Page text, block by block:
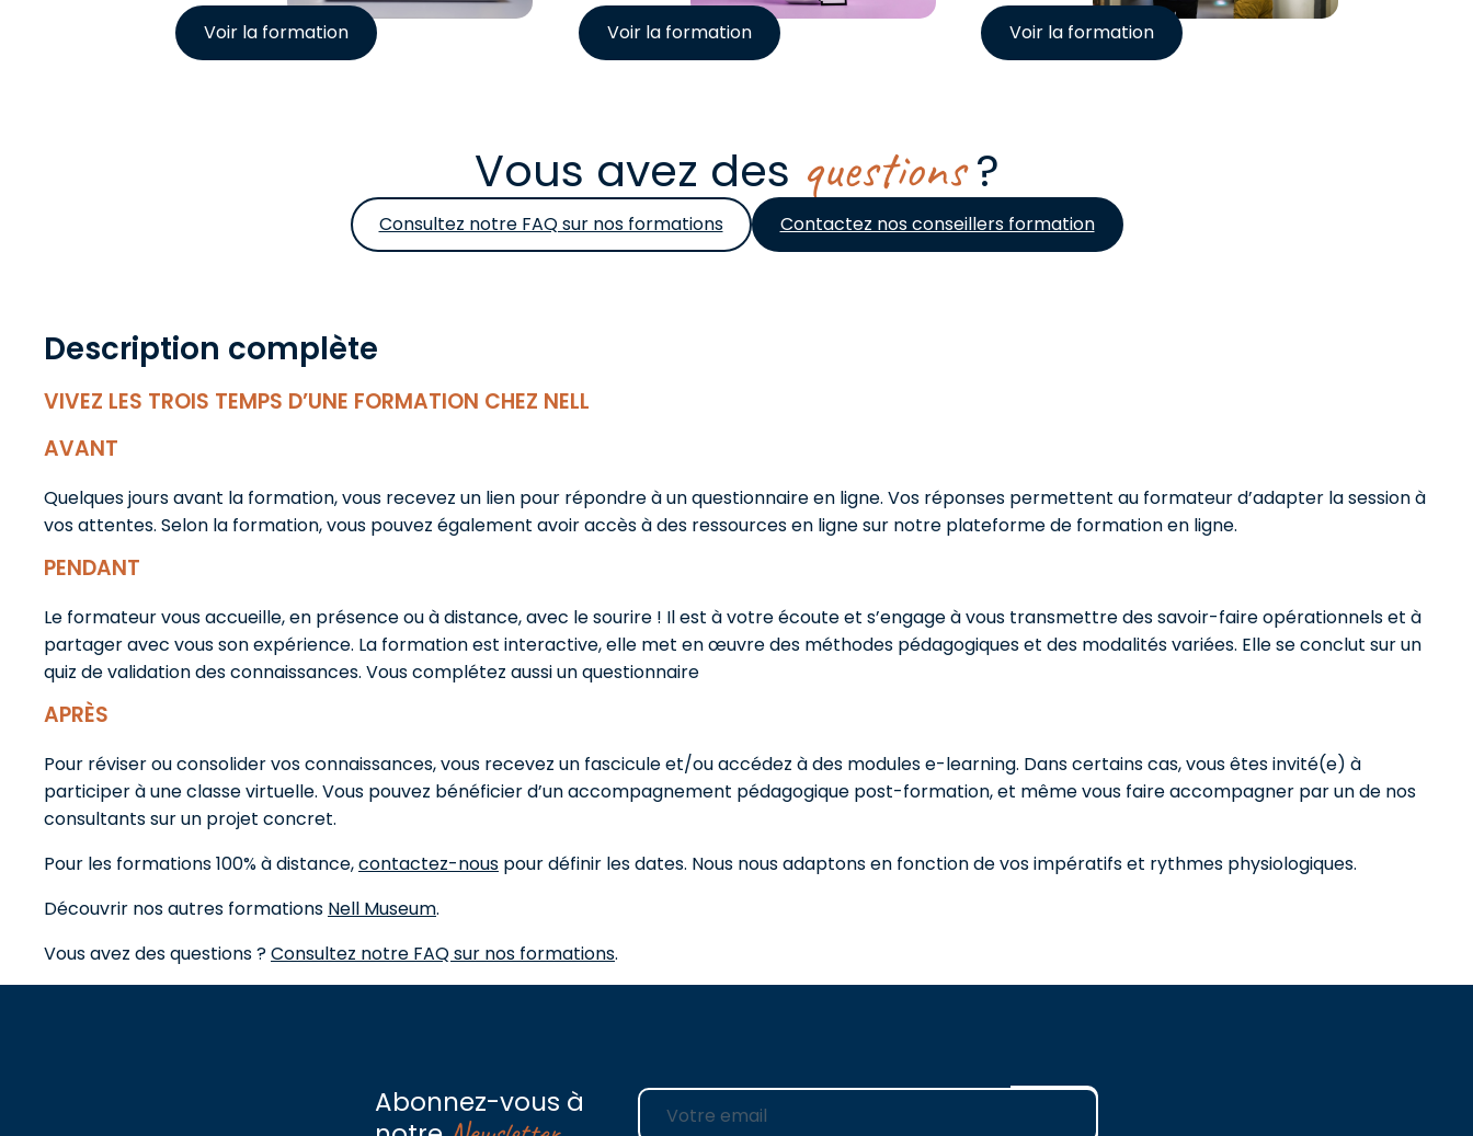
Voir la formation Voir la formation Voir la formation
Vous avez des questions?
Consultez notre FAQ sur nos formations Contactez nos conseillers formation
Description complète
VIVEZ LES TROIS TEMPS D’UNE FORMATION CHEZ NELL
AVANT
Quelques jours avant la formation, vous recevez un lien pour répondre à un questionnaire en ligne. Vos réponses permettent au formateur d’adapter la session à
vos attentes. Selon la formation, vous pouvez également avoir accès à des ressources en ligne sur notre plateforme de formation en ligne.
PENDANT
Le formateur vous accueille, en présence ou à distance, avec le sourire ! Il est à votre écoute et s’engage à vous transmettre des savoir-faire opérationnels et à
partager avec vous son expérience. La formation est interactive, elle met en œuvre des méthodes pédagogiques et des modalités variées. Elle se conclut sur un
quiz de validation des connaissances. Vous complétez aussi un questionnaire
APRÈS
Pour réviser ou consolider vos connaissances, vous recevez un fascicule et/ou accédez à des modules e-learning. Dans certains cas, vous êtes invité(e) à
participer à une classe virtuelle. Vous pouvez bénéficier d’un accompagnement pédagogique post-formation, et même vous faire accompagner par un de nos
consultants sur un projet concret.
Pour les formations 100% à distance,contactez-nous pour définir les dates. Nous nous adaptons en fonction de vos impératifs et rythmes physiologiques.
Découvrir nos autres formations Nell Museum.
Vous avez des questions ?Consultez notre FAQ sur nos formations.
Abonnez-vous à
E-mail